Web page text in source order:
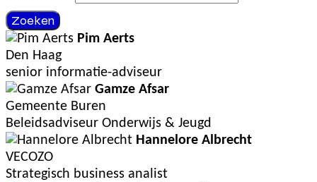
Zoeken
Pim Aerts
Den Haag
senior informatie-adviseur
Gamze Afsar
Gemeente Buren
Beleidsadviseur Onderwijs & Jeugd
Hannelore Albrecht
VECOZO
Strategisch business analist